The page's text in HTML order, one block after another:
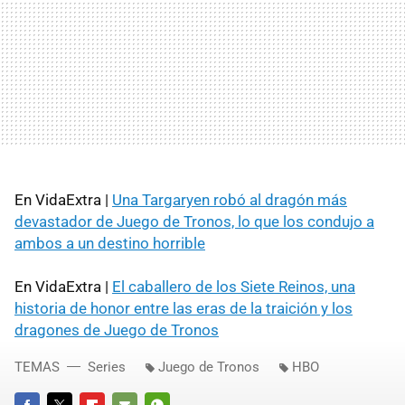
En VidaExtra | Una Targaryen robó al dragón más
devastador de Juego de Tronos, lo que los condujo a
ambos a un destino horrible
En VidaExtra | El caballero de los Siete Reinos, una
historia de honor entre las eras de la traición y los
dragones de Juego de Tronos
TEMAS Series Juego de Tronos HBO